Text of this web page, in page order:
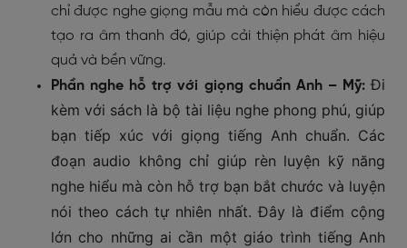
chỉ được nghe giọng mẫu mà còn hiểu được cách
tạo ra âm thanh đó, giúp cải thiện phát âm hiệu
quả và bền vững.
Phần nghe hỗ trợ với giọng chuẩn Anh – Mỹ: Đi
kèm với sách là bộ tài liệu nghe phong phú, giúp
bạn tiếp xúc với giọng tiếng Anh chuẩn. Các
đoạn audio không chỉ giúp rèn luyện kỹ năng
nghe hiểu mà còn hỗ trợ bạn bắt chước và luyện
nói theo cách tự nhiên nhất. Đây là điểm cộng
lớn cho những ai cần một giáo trình tiếng Anh